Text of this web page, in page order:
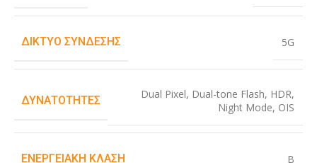
ΔΊΚΤΥΟ ΣΎΝΔΕΣΗΣ 5G
ΔΥΝΑΤΌΤΗΤΕΣ Dual Pixel, Dual-tone Flash, HDR,
Night Mode, OIS
ΕΝΕΡΓΕΙΑΚΉ ΚΛΆΣΗ B